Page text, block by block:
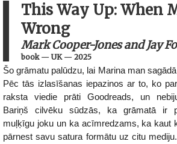
This Way Up: When
Wrong
Mark Cooper-Jones and Jay
book— UK— 2025
Šo grāmatu palūdzu, lai Marina man
Pēc tās izlasīšanas iepazinos ar to, ko
raksta viedie prāti Goodreads, un
Bariņš cilvēku sūdzās, ka grāmatā ir
muļķīgu joku un ka acīmredzams, ka kaut
pārnest savu satura formātu uz citu